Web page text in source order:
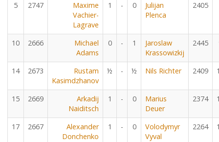
5 2747
Maxime
Vachier-
Lagrave
1 - 0
Julijan
Plenca
2405
10 2666
Michael
Adams
0 - 1
Jaroslaw
Krassowizkij
2445
14 2673
Rustam
Kasimdzhanov
½ - ½ Nils Richter 2409
15 2669
Arkadij
Naiditsch
1 - 0
Marius
Deuer
2374
17 2667
Alexander
Donchenko
1 - 0
Volodymyr
Vyval
2264